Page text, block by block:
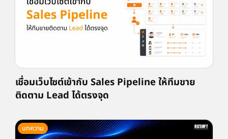
เชื่อมเว็บไซต์เข้ากับ Sales Pipeline ให้ทีมขาย
ติดตาม Lead ได้ตรงจุด
บทความ